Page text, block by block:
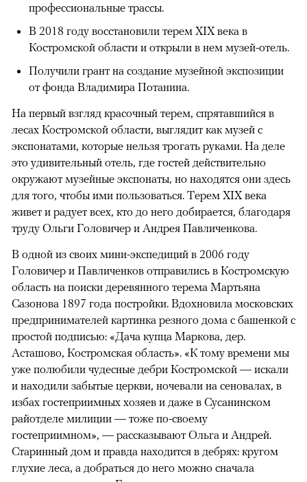
профессиональные трассы.
В 2018 году восстановили терем XIX века в
Костромской области и открыли в нем музей-отель.
Получили грант на создание музейной экспозиции
от фонда Владимира Потанина.
На первый взгляд красочный терем, спрятавшийся в
лесах Костромской области, выглядит как музей с
экспонатами, которые нельзя трогать руками. На деле
это удивительный отель, где гостей действительно
окружают музейные экспонаты, но находятся они здесь
для того, чтобы ими пользоваться. Терем XIX века
живет и радует всех, кто до него добирается, благодаря
труду Ольги Головичер и Андрея Павличенкова.
В одной из своих мини-экспедиций в 2006 году
Головичер и Павличенков отправились в Костромскую
область на поиски деревянного терема Мартьяна
Сазонова 1897 года постройки. Вдохновила московских
предпринимателей картинка резного дома с башенкой с
простой подписью: «Дача купца Маркова, дер.
Асташово, Костромская область». «К тому времени мы
уже полюбили чудесные дебри Костромской — искали
и находили забытые церкви, ночевали на сеновалах, в
избах гостеприимных хозяев и даже в Сусанинском
райотделе милиции — тоже по-своему
гостеприимном», — рассказывают Ольга и Андрей.
Старинный дом и правда находится в дебрях: кругом
глухие леса, а добраться до него можно сначала